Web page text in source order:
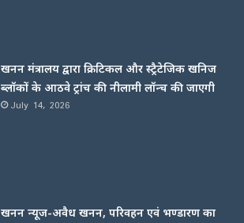
खनन मंत्रालय द्वारा क्रिटिकल और स्ट्रैटेजिक खनिज
ब्लॉकों के आठवे ट्रांच की नीलामी लॉन्च की जाएगी
July 14, 2026
खनन न्यूज-अवैध खनन, परिवहन एवं भण्डारण का